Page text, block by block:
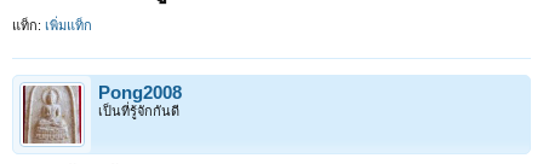
แท็ก: เพิ่มแท็ก
Pong2008
เป็นที่รู้จักกันดี